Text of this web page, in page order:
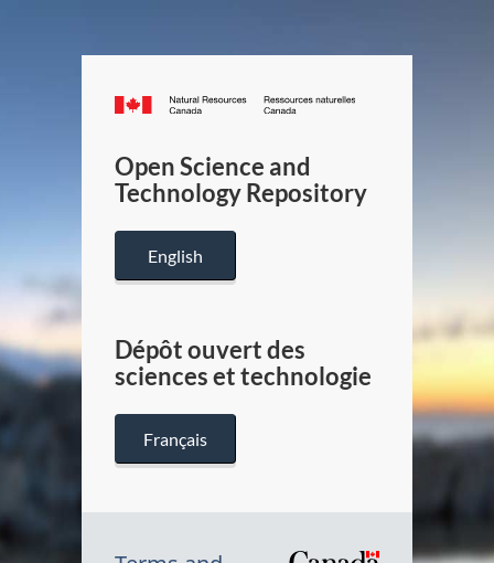
Canada.ca
/
Canada
Open Science and
Technology Repository
English
Dépôt ouvert des
sciences et technologie
Français